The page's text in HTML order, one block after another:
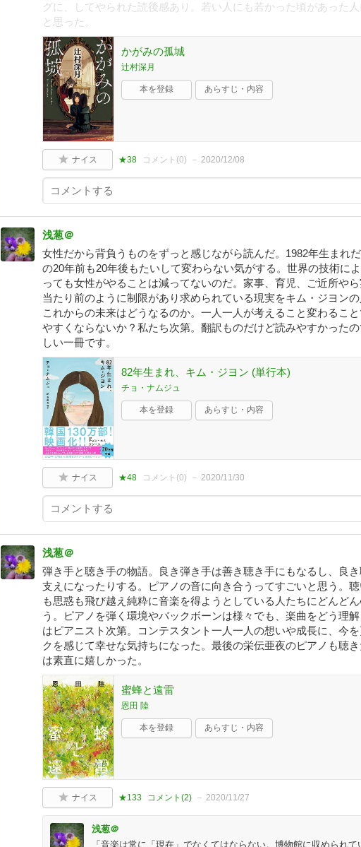
グに、してやられた読後感あり。若い人にも若かった頃があった
と思った。
かがみの孤城
辻村深月
本を登録 あらすじ・内容
ナイス ★38 コメント(0) 2020/12/08
浅葱＠
女性だから背負うものをずっと感じながら読んだ。1982年生まれ
の20年前も20年後もたいして変わらない気がする。世界の技術に
っても女性がやることは減ってないのだ。家事、育児、ご近所やら
当たり前のように制限があり求められている現実をキム・ジヨンの
これからの未来はどうなるのか。一人一人が考えること変わるこ
やすくならないか？私たち次第。翻訳ものだけど読みやすかった
しい一冊です。
82年生まれ、キム・ジヨン (単行本)
チョ・ナムジュ
本を登録 あらすじ・内容
ナイス ★48 コメント(0) 2020/11/30
浅葱＠
弾き手と聴き手の物語。良き弾き手は善き聴き手にもなるし、良
支えになったりする。ピアノの音に向き合うってすごいと思う。
も思惑も飛び越え純粋に音楽を得ようとしている人たちにどんど
う。ピアノを弾く環境やバックボーンは様々でも、楽曲をどう理
はピアニスト次第。コンテスタント一人一人の想いや成長に、今
クを感じて幸せな気持ちになった。最後の栄伝亜夜のピアノも聴
は素直に嬉しかった。
蜜蜂と遠雷
恩田 陸
本を登録 あらすじ・内容
ナイス ★133 コメント(2) 2020/11/27
浅葱＠
「音楽は常に「現在」でなくてはならない。博物館に収められ